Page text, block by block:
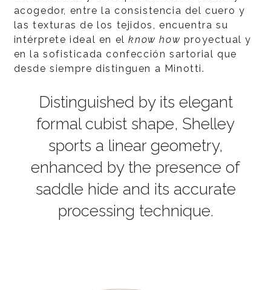
acogedor, entre la consistencia del cuero y
las texturas de los tejidos, encuentra su
intérprete ideal en elknow how proyectual y
en la sofisticada confección sartorial que
desde siempre distinguen a Minotti.
Distinguished by its elegant
formal cubist shape, Shelley
sports a linear geometry,
enhanced by the presence of
saddle hide and its accurate
processing technique.